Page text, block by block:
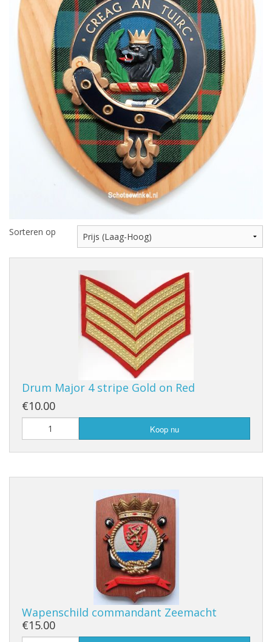
Verhuur
AFGEPRIJST - UITVERKOOP
Sorteren op
Drum Major 4 stripe Gold on Red
€10.00
Koop nu
Wapenschild commandant Zeemacht
€15.00